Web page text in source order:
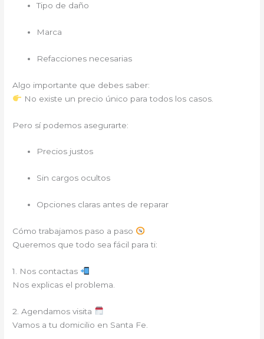
Tipo de daño
Marca
Refacciones necesarias
Algo importante que debes saber:
No existe un precio único para todos los casos.
Pero sí podemos asegurarte:
Precios justos
Sin cargos ocultos
Opciones claras antes de reparar
Cómo trabajamos paso a paso
Queremos que todo sea fácil para ti:
1. Nos contactas
Nos explicas el problema.
2. Agendamos visita
Vamos a tu domicilio en Santa Fe.